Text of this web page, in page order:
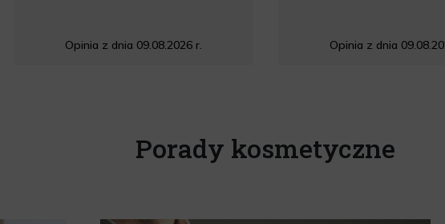
Opinia z dnia 09.08.2026 r. Opinia z dnia
Porady kosmetyczne